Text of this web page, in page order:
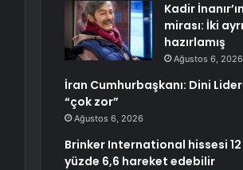
Kadir
mirası: İki
hazırlamış
Ağustos 6, 2026
İran Cumhurbaşkanı: Dini
“çok zor”
Ağustos 6, 2026
Brinker International hissesi
yüzde 6,6 hareket edebilir